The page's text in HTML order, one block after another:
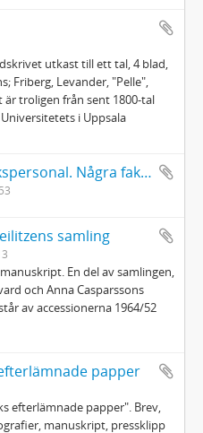
utkast till ett tal, 4 blad,
Friberg, Levander, "Pelle",
är troligen från sent 1800-tal
i Uppsala
Utbildning och bibliotekspersonal. Några fakta och synpunkter
samling
En del av samlingen,
och Anna Casparssons
av accessionerna 1964/52
papper
efterlämnade papper". Brev,
manuskript, pressklipp